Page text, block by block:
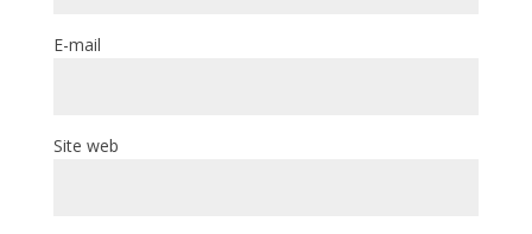
E-mail
Site web